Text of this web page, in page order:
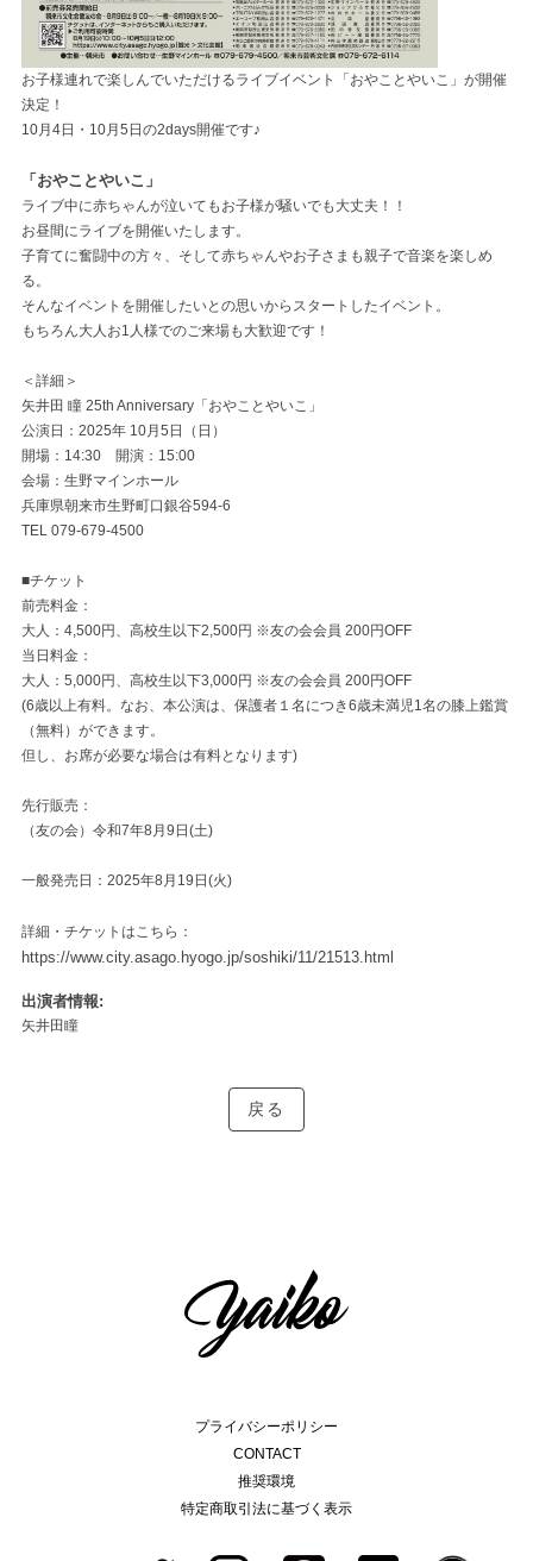
お子様連れで楽しんでいただけるライブイベント「おやことやいこ」が開催
決定！
10月4日・10月5日の2days開催です♪
「おやことやいこ」
ライブ中に赤ちゃんが泣いてもお子様が騒いでも大丈夫！！
お昼間にライブを開催いたします。
子育てに奮闘中の方々、そして赤ちゃんやお子さまも親子で音楽を楽しめ
る。
そんなイベントを開催したいとの思いからスタートしたイベント。
もちろん大人お1人様でのご来場も大歓迎です！
＜詳細＞
矢井田 瞳 25th Anniversary「おやことやいこ」
公演日：2025年 10月5日（日）
開場：14:30 開演：15:00
会場：生野マインホール
兵庫県朝来市生野町口銀谷594-6
TEL 079-679-4500
■チケット
前売料金：
大人：4,500円、高校生以下2,500円 ※友の会会員 200円OFF
当日料金：
大人：5,000円、高校生以下3,000円 ※友の会会員 200円OFF
(6歳以上有料。なお、本公演は、保護者１名につき6歳未満児1名の膝上鑑賞
（無料）ができます。
但し、お席が必要な場合は有料となります)
先行販売：
（友の会）令和7年8月9日(土)
一般発売日：2025年8月19日(火)
詳細・チケットはこちら：
https://www.city.asago.hyogo.jp/soshiki/11/21513.html
出演者情報
矢井田瞳
戻る
プライバシーポリシー
CONTACT
推奨環境
特定商取引法に基づく表示